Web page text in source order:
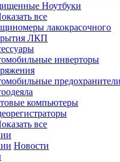
Ноутбуки
все
лакокрасочного
ЛКП
инверторы
компьютеры
все
Новости